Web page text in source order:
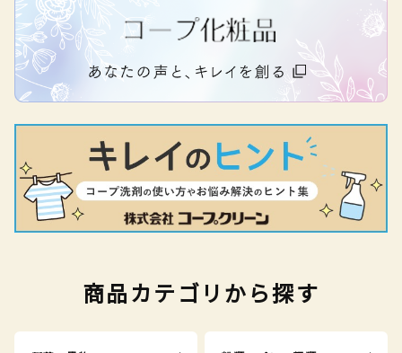
商品カテゴリから探す